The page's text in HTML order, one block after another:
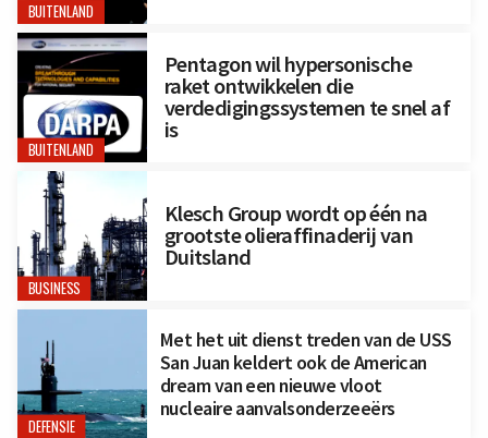
BUITENLAND
BUITENLAND
Pentagon wil hypersonische
raket ontwikkelen die
verdedigingssystemen te snel af
is
BUSINESS
Klesch Group wordt op één na
grootste olieraffinaderij van
Duitsland
DEFENSIE
Met het uit dienst treden van de USS
San Juan keldert ook de American
dream van een nieuwe vloot
nucleaire aanvalsonderzeeërs